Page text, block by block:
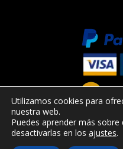
Utilizamos cookies para
nuestra web.
Puedes aprender más
desactivarlas en los ajustes.